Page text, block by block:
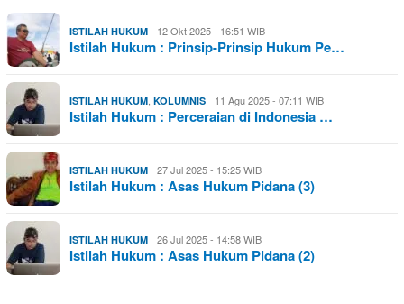
ISTILAH HUKUM 12 Okt 2025 - 16:51 WIB
Istilah Hukum : Prinsip-Prinsip Hukum Pe…
ISTILAH HUKUM KOLUMNIS 11 Agu 2025 - 07:11 WIB
Istilah Hukum : Perceraian di Indonesia …
ISTILAH HUKUM 27 Jul 2025 - 15:25 WIB
Istilah Hukum : Asas Hukum Pidana (3)
ISTILAH HUKUM 26 Jul 2025 - 14:58 WIB
Istilah Hukum : Asas Hukum Pidana (2)